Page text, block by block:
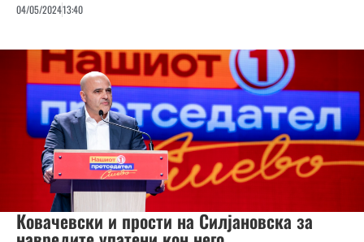
04/05/202413:40
Ковачевски и прости на Силјановска за